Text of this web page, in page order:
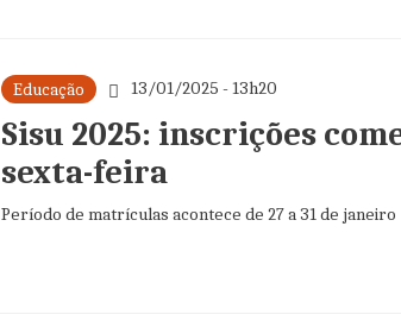
Educação 13/01/2025 - 13h20
Sisu 2025: inscrições
sexta-feira
Período de matrículas acontece de 27 a 31 de janeiro